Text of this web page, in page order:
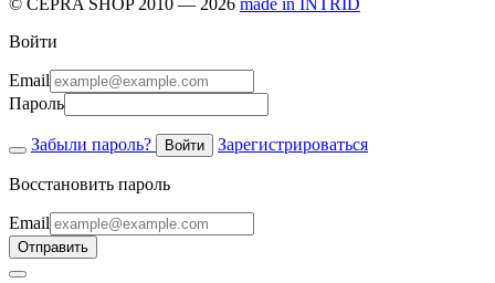
Войти
Email
Пароль
Забыли пароль? Войти Зарегистрироваться
Восстановить пароль
Email
Отправить